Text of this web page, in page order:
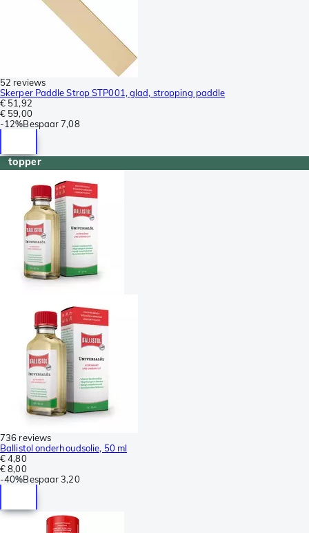
52 reviews
Skerper Paddle Strop STP001, glad, stropping paddle
€ 51,92
€ 59,00
-12%Bespaar 7,08
topper
736 reviews
Ballistol onderhoudsolie, 50 ml
€ 4,80
€ 8,00
-40%Bespaar 3,20